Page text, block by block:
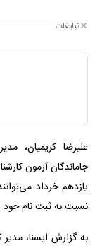
تبلیغات
علیرضا کریمیان،
یازدهم خرداد
نسبت به ثبت نام خود
به گزارش ایسنا،